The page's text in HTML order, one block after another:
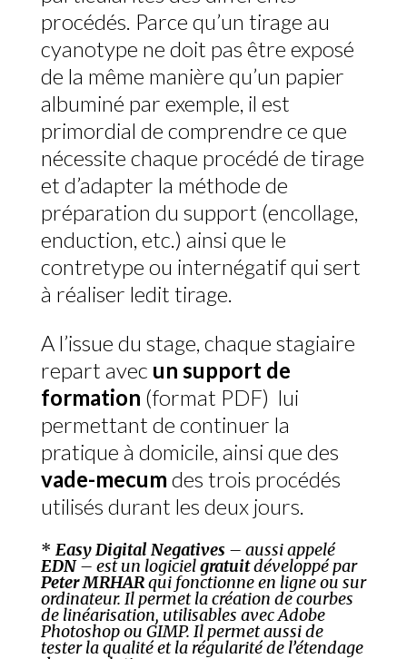
procédés. Parce qu’un tirage au
cyanotype ne doit pas être exposé
de la même manière qu’un papier
albuminé par exemple, il est
primordial de comprendre ce que
nécessite chaque procédé de tirage
et d’adapter la méthode de
préparation du support (encollage,
enduction, etc.) ainsi que le
contretype ou internégatif qui sert
à réaliser ledit tirage.
A l’issue du stage, chaque stagiaire
repart avec un support de
formation (format PDF) lui
permettant de continuer la
pratique à domicile, ainsi que des
vade-mecum des trois procédés
utilisés durant les deux jours.
* Easy Digital Negatives – aussi appelé
EDN– est un logicielgratuitdéveloppé par
Peter MRHARqui fonctionne en ligne ou sur
ordinateur. Il permet la création de courbes
de linéarisation, utilisables avec Adobe
Photoshop ou GIMP. Il permet aussi de
tester la qualité et la régularité de l’étendage